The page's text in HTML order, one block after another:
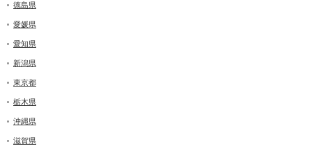
徳島県
愛媛県
愛知県
新潟県
東京都
栃木県
沖縄県
滋賀県